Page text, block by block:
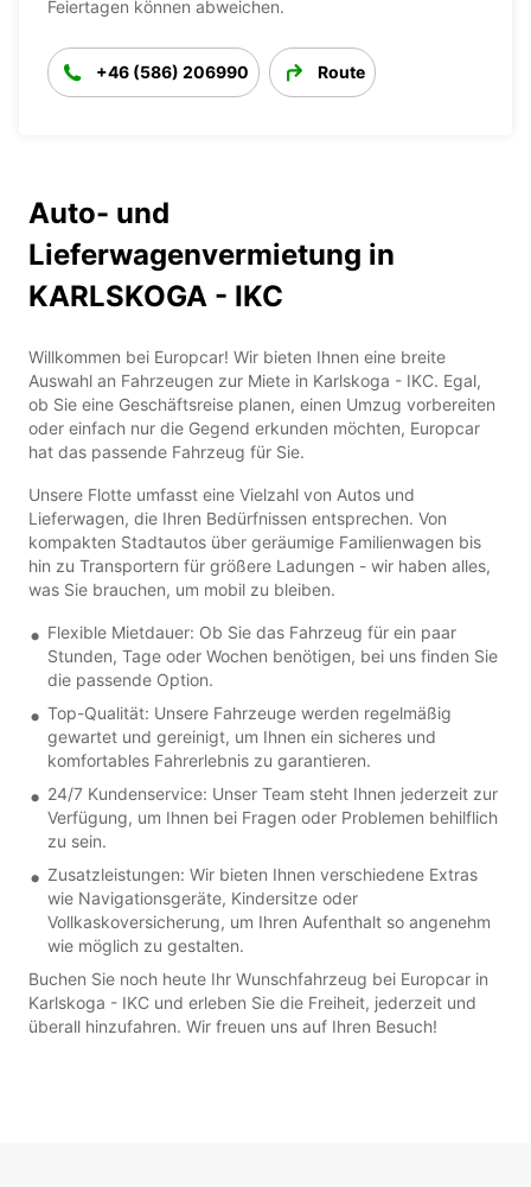
Feiertagen können abweichen.
+46 (586) 206990 Route
Auto- und
Lieferwagenvermietung in
KARLSKOGA - IKC
Willkommen bei Europcar! Wir bieten Ihnen eine breite
Auswahl an Fahrzeugen zur Miete in Karlskoga - IKC. Egal,
ob Sie eine Geschäftsreise planen, einen Umzug vorbereiten
oder einfach nur die Gegend erkunden möchten, Europcar
hat das passende Fahrzeug für Sie.
Unsere Flotte umfasst eine Vielzahl von Autos und
Lieferwagen, die Ihren Bedürfnissen entsprechen. Von
kompakten Stadtautos über geräumige Familienwagen bis
hin zu Transportern für größere Ladungen - wir haben alles,
was Sie brauchen, um mobil zu bleiben.
Flexible Mietdauer: Ob Sie das Fahrzeug für ein paar
Stunden, Tage oder Wochen benötigen, bei uns finden Sie
die passende Option.
Top-Qualität: Unsere Fahrzeuge werden regelmäßig
gewartet und gereinigt, um Ihnen ein sicheres und
komfortables Fahrerlebnis zu garantieren.
24/7 Kundenservice: Unser Team steht Ihnen jederzeit zur
Verfügung, um Ihnen bei Fragen oder Problemen behilflich
zu sein.
Zusatzleistungen: Wir bieten Ihnen verschiedene Extras
wie Navigationsgeräte, Kindersitze oder
Vollkaskoversicherung, um Ihren Aufenthalt so angenehm
wie möglich zu gestalten.
Buchen Sie noch heute Ihr Wunschfahrzeug bei Europcar in
Karlskoga - IKC und erleben Sie die Freiheit, jederzeit und
überall hinzufahren. Wir freuen uns auf Ihren Besuch!